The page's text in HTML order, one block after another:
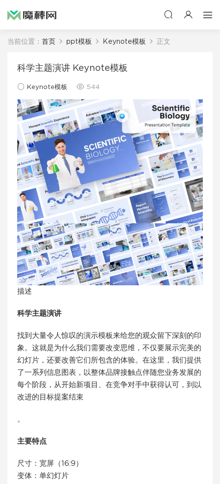
当前位置： 首页 ppt模板 Keynote模板 正文
科学主题演讲 Keynote模板
Keynote模板 544
描述
科学主题演讲
找到大量令人惊叹的演示模板来给您的观众留下深刻的印
象。这就是为什么我们需要改变思维，不仅要展示完美的
幻灯片，还要改善它们所包含的体验。在这里，我们提供
了一系列信息图表，以整体品牌接触点伴随您业务发展的
每个阶段，从开始新项目、在竞争对手中获得认可，到以
改进的目标提案结束
。
主要特点
尺寸：宽屏（16:9）
变体：单幻灯片